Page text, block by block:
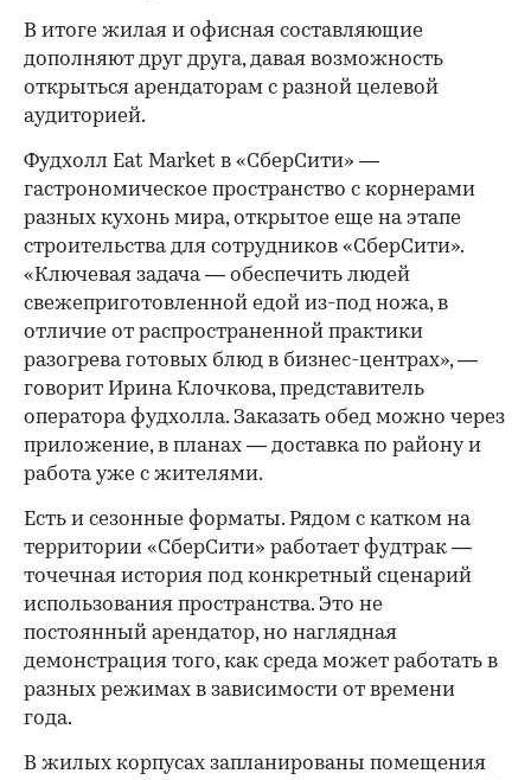
В итоге жилая и офисная составляющие
дополняют друг друга, давая возможность
открыться арендаторам с разной целевой
аудиторией.
Фудхолл Eat Market в «СберСити» —
гастрономическое пространство с корнерами
разных кухонь мира, открытое еще на этапе
строительства для сотрудников «СберСити».
«Ключевая задача — обеспечить людей
свежеприготовленной едой из-под ножа, в
отличие от распространенной практики
разогрева готовых блюд в бизнес-центрах», —
говорит Ирина Клочкова, представитель
оператора фудхолла. Заказать обед можно через
приложение, в планах — доставка по району и
работа уже с жителями.
Есть и сезонные форматы. Рядом с катком на
территории «СберСити» работает фудтрак —
точечная история под конкретный сценарий
использования пространства. Это не
постоянный арендатор, но наглядная
демонстрация того, как среда может работать в
разных режимах в зависимости от времени
года.
В жилых корпусах запланированы помещения